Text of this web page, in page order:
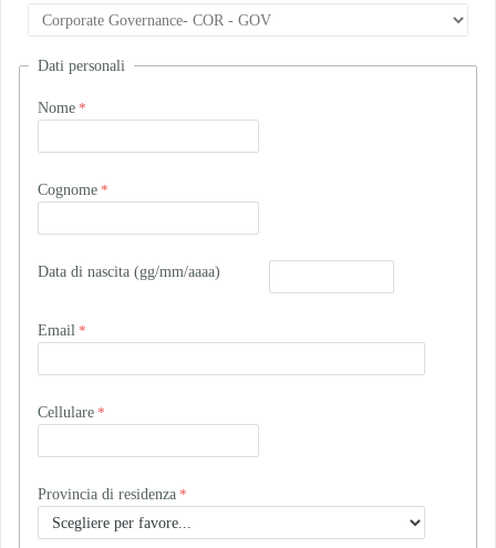
Dati personali
Nome
Cognome
Data di nascita (gg/mm/aaaa)
Email
Cellulare
Provincia di residenza